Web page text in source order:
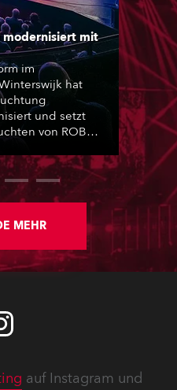
modernisiert mit
im
hat
und setzt
von ROBE.
und umfasst
und
die beiden
MEHR
auf Instagram und